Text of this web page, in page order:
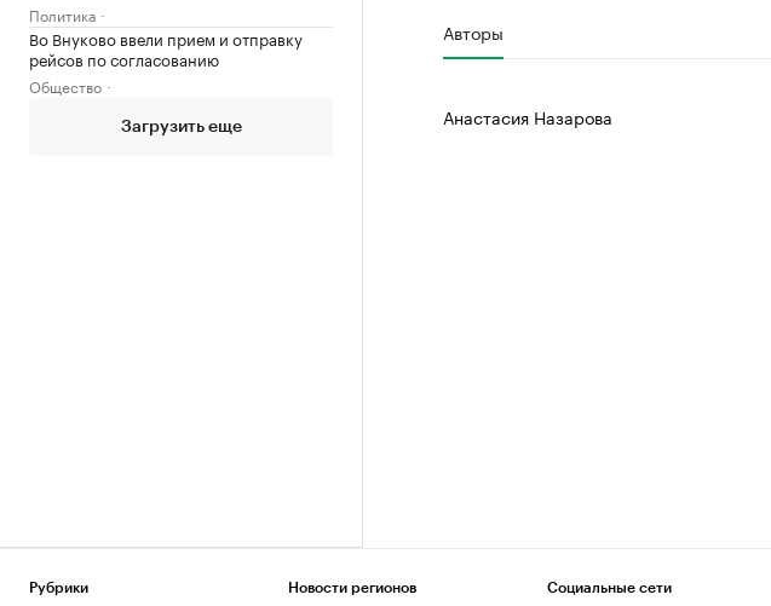
Политика
Во Внуково ввели прием и отправку
рейсов по согласованию
Общество
Загрузить еще
Авторы
Анастасия Назарова
Рубрики Новости регионов Социальные сети